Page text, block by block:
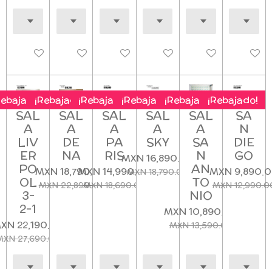
DeshabilitadoDeshabilitadoDeshabilitadoDeshabilitadoDeshabilitado
SAL
A
LIV
ER
PO
OL
3-
2-1
22,190.00
27,690.00
¡Rebajado!
SAL
A
DE
NA
MXN 18,790.00
MXN 22,890.00
¡Rebajado!
SAL
A
PA
RIS
MXN 14,990.00
MXN 18,690.00
¡Rebajado!
SAL
A
SKY
MXN 16,890.00
MXN 18,790.00
¡Rebajado!
SAL
A
SA
N
AN
TO
NIO
MXN 10,890.00
MXN 13,590.00
¡Rebajado!
SA
N
DIE
GO
MXN
MXN